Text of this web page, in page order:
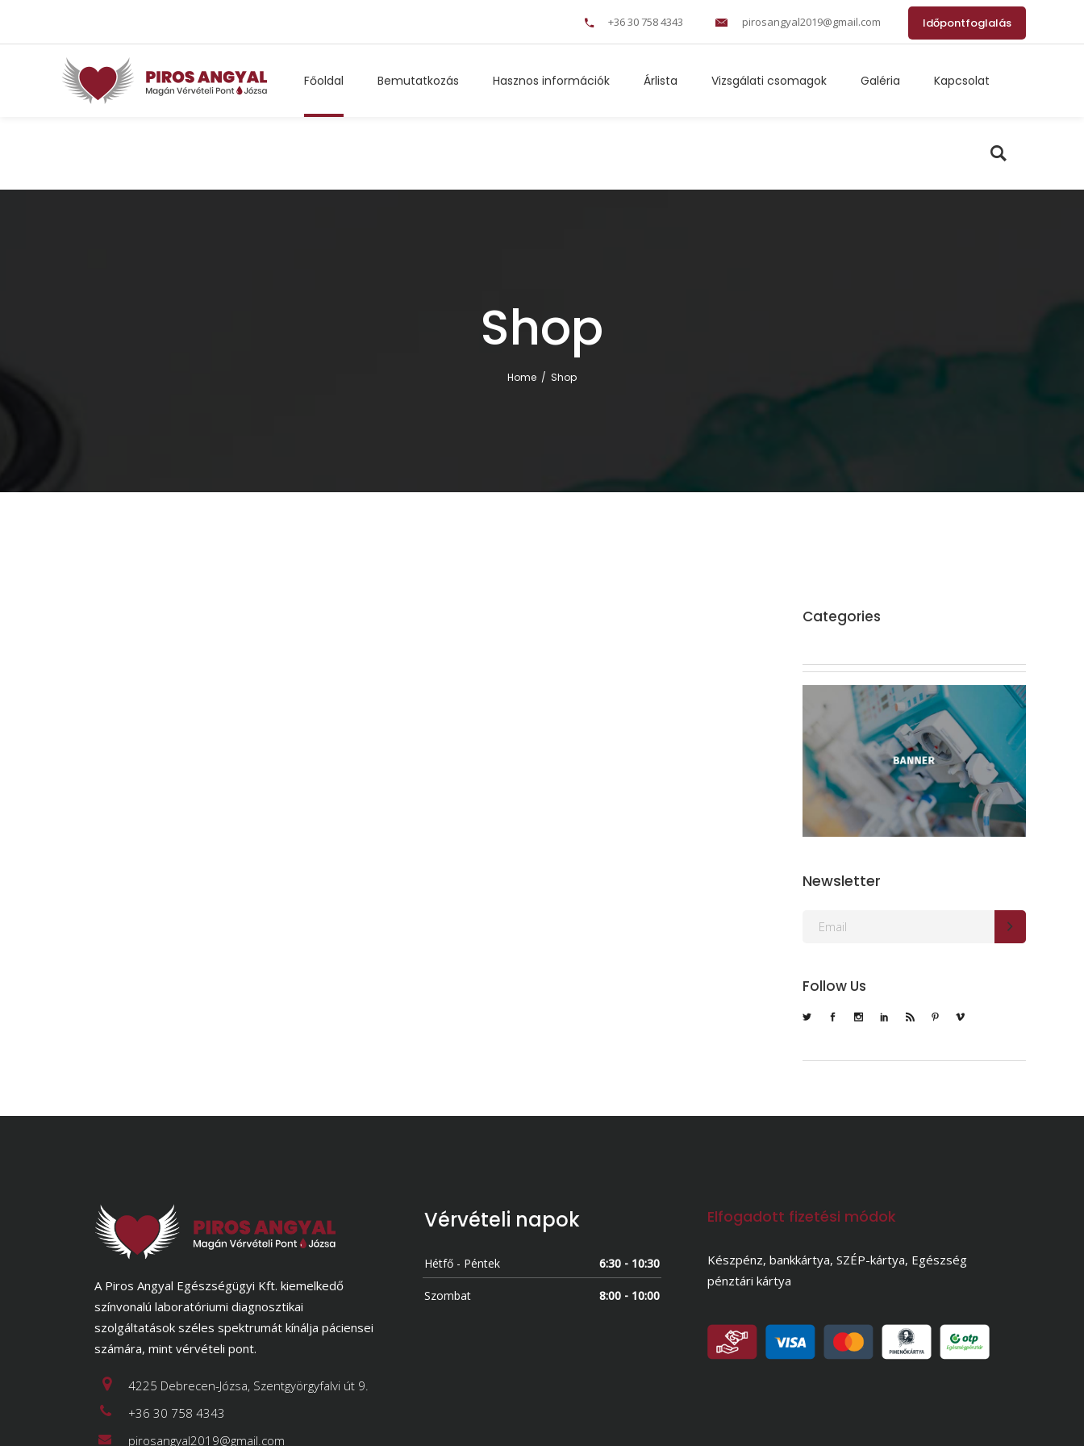
+36 30 758 4343 pirosangyal2019@gmail.com Időpontfoglalás
Főoldal Bemutatkozás Hasznos információk Árlista Vizsgálati csomagok Galéria Kapcsolat
Shop
Home / Shop
Categories
Newsletter
Follow Us
A Piros Angyal Egészségügyi Kft. kiemelkedő
színvonalú laboratóriumi diagnosztikai
szolgáltatások széles spektrumát kínálja páciensei
számára, mint vérvételi pont.
4225 Debrecen-Józsa, Szentgyörgyfalvi út 9.
+36 30 758 4343
pirosangyal2019@gmail.com
Vérvételi napok
Hétfő - Péntek 6:30 - 10:30
Szombat 8:00 - 10:00
Elfogadott fizetési módok
Készpénz, bankkártya, SZÉP-kártya, Egészség
pénztári kártya